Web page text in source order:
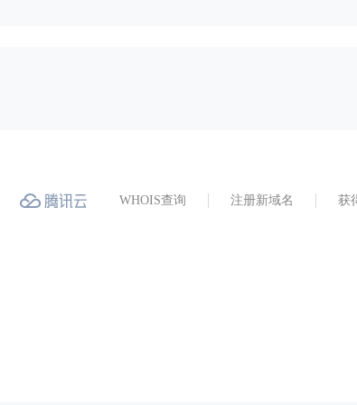
WHOIS查询 注册新域名 获